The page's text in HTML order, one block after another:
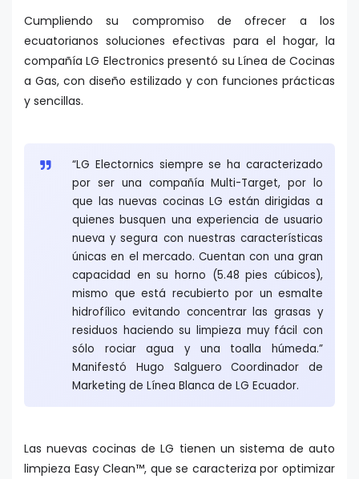
Cumpliendo su compromiso de ofrecer a los
ecuatorianos soluciones efectivas para el hogar, la
compañía LG Electronics presentó su Línea de Cocinas
a Gas, con diseño estilizado y con funciones prácticas
y sencillas.
“LG Electornics siempre se ha caracterizado
por ser una compañía Multi-Target, por lo
que las nuevas cocinas LG están dirigidas a
quienes busquen una experiencia de usuario
nueva y segura con nuestras características
únicas en el mercado. Cuentan con una gran
capacidad en su horno (5.48 pies cúbicos),
mismo que está recubierto por un esmalte
hidrofílico evitando concentrar las grasas y
residuos haciendo su limpieza muy fácil con
sólo rociar agua y una toalla húmeda.”
Manifestó Hugo Salguero Coordinador de
Marketing de Línea Blanca de LG Ecuador.
Las nuevas cocinas de LG tienen un sistema de auto
limpieza Easy Clean™, que se caracteriza por optimizar